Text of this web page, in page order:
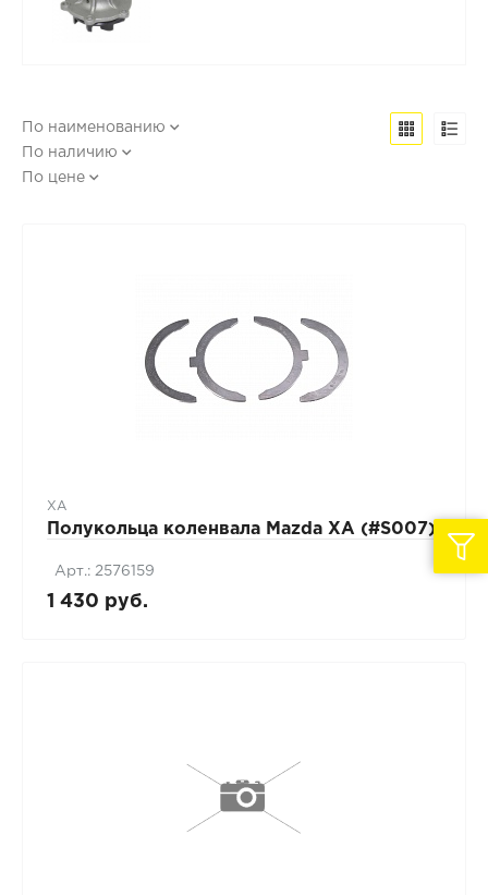
По наименованию
По наличию
По цене
XA
Полукольца коленвала Mazda XA (#S007)
Арт.: 2576159
1 430 руб.